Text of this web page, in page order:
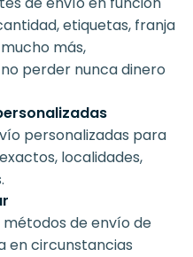
etiquetas, franja
más,
perder nunca dinero
personalizadas para
localidades,
de envío de
en circunstancias